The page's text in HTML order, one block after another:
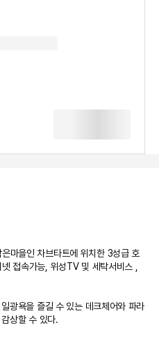
마을인 차브타트에 위치한 3성급 호
접속가능, 위성TV 및 세탁서비스 ,
광욕을 즐길 수 있는 데크체어와 파라
상할 수 있다.